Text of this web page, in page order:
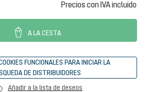
Precios con IVA incluido
A LA CESTA
FUNCIONALES PARA INICIAR LA
DE DISTRIBUIDORES
Añadir a la lista de deseos